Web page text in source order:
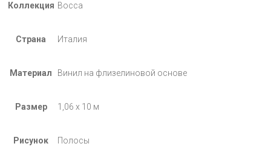
Коллекция Bocca
Страна Италия
Материал Винил на флизелиновой основе
Размер 1,06 х 10 м
Рисунок Полосы